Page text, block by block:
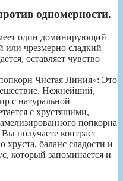
одномерности.
один доминирующий
чрезмерно сладкий
оставляет чувство
Чистая Линия»: Это
Нежнейший,
с натуральной
с хрустящими,
попкорна
получаете контраст
хруста, баланс сладости и
который запоминается и